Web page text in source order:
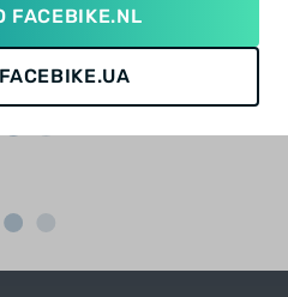
FACEBIKE.NL